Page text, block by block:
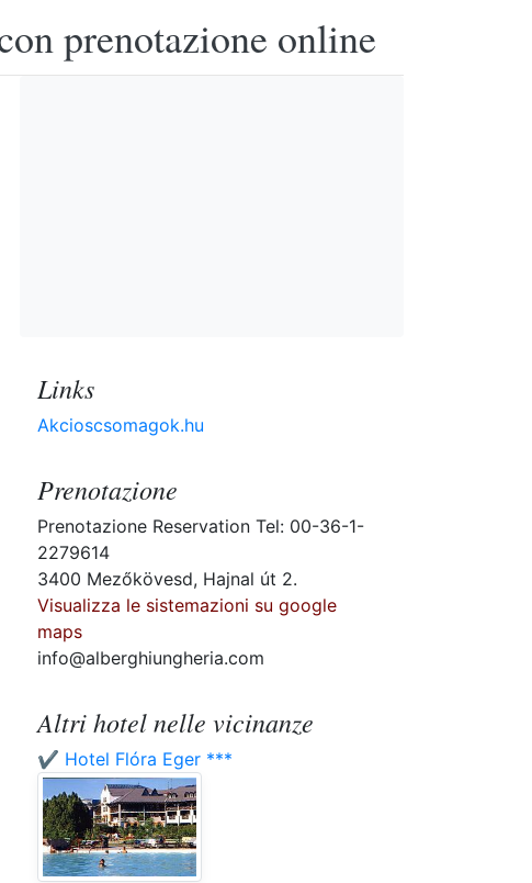
prenotazione online
Links
Akcioscsomagok.hu
Prenotazione
Prenotazione Reservation Tel: 00-36-1-
2279614
3400 Mezőkövesd, Hajnal út 2.
Visualizza le sistemazioni su google
maps
info@alberghiungheria.com
Altri hotel nelle vicinanze
✔️ Hotel Flóra Eger ***